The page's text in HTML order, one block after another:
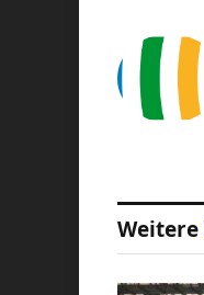
Weitere